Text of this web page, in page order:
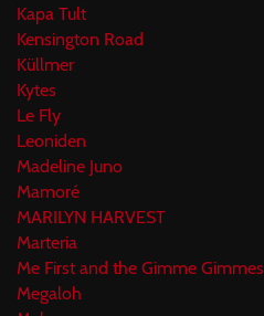
Kapa Tult
Kensington Road
Küllmer
Kytes
Le Fly
Leoniden
Madeline Juno
Mamoré
MARILYN HARVEST
Marteria
Me First and the Gimme Gimmes
Megaloh